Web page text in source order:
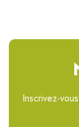
Inscrivez-